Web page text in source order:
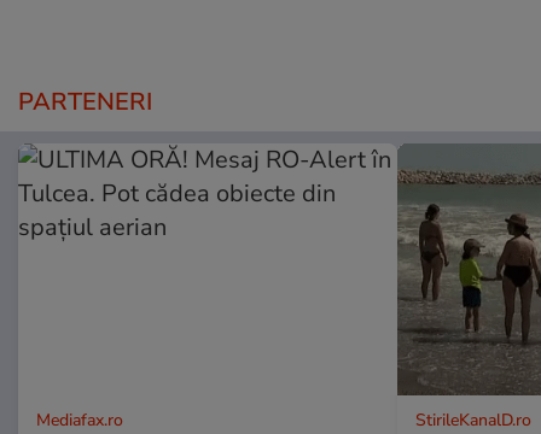
PARTENERI
Mediafax.ro StirileKanalD.ro